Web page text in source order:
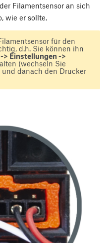
Filamentsensor an sich
wie er sollte.
für den
d.h. Sie können ihn
> Einstellungen ->
(wechseln Sie
und danach den Drucker